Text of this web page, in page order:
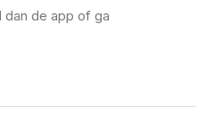
dan de app of ga